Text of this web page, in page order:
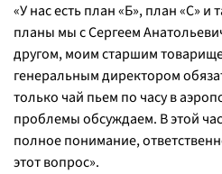
«У нас есть план «Б», план «С» и
планы мы с Сергеем
другом, моим старшим
генеральным директором
только чай пьем по часу в
проблемы обсуждаем. В этой
полное понимание,
этот вопрос».